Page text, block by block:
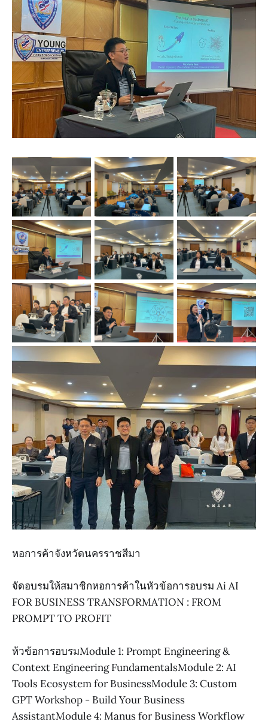
หอการค้าจังหวัดนครราชสีมา
จัดอบรมให้สมาชิกหอการค้าในหัวข้อการอบรม Ai AI
FOR BUSINESS TRANSFORMATION : FROM
PROMPT TO PROFIT
ห้วข้อการอบรมModule 1: Prompt Engineering &
Context Engineering FundamentalsModule 2: AI
Tools Ecosystem for BusinessModule 3: Custom
GPT Workshop - Build Your Business
AssistantModule 4: Manus for Business Workflow